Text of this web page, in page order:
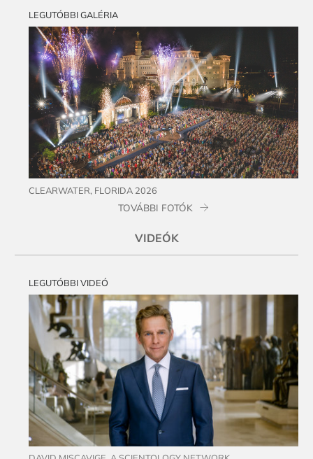
LEGUTÓBBI GALÉRIA
CLEARWATER, FLORIDA 2026
TOVÁBBI FOTÓK
VIDEÓK
LEGUTÓBBI VIDEÓ